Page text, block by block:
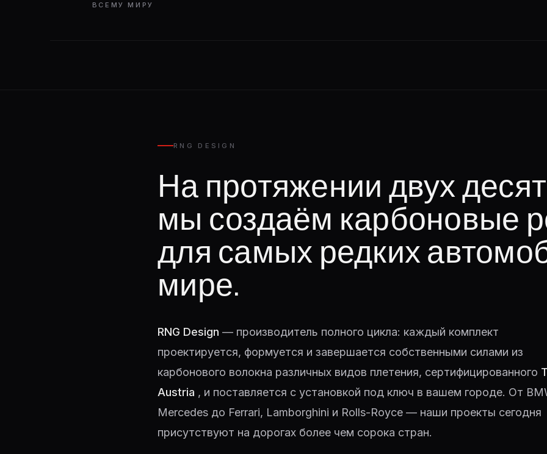
ВСЕМУ МИРУ
RNG DESIGN
На протяжении двух
мы создаём карбоновые
для самых редких
мире.
RNG Design — производитель полного цикла: каждый комплект
проектируется, формуется и завершается собственными силами из
карбонового волокна различных видов плетения, сертифицированного
Austria , и поставляется с установкой под ключ в вашем городе. От
Mercedes до Ferrari, Lamborghini и Rolls-Royce — наши проекты сегодня
присутствуют на дорогах более чем сорока стран.